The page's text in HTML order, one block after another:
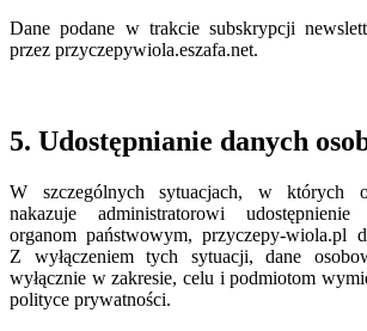
Dane podane w trakcie subskrypcji
przez przyczepywiola.eszafa.net.
5. Udostępnianie danych
W szczególnych sytuacjach, w których
nakazuje administratorowi
organom państwowym, przyczepy-wiola.pl
Z wyłączeniem tych sytuacji, dane
wyłącznie w zakresie, celu i podmiotom
polityce prywatności.